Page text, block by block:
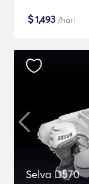
$1,493 /hari
Selva D570